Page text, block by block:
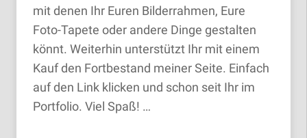
mit denen Ihr Euren Bilderrahmen, Eure
Foto-Tapete oder andere Dinge gestalten
könnt. Weiterhin unterstützt Ihr mit einem
Kauf den Fortbestand meiner Seite. Einfach
auf den Link klicken und schon seit Ihr im
Portfolio. Viel Spaß! …